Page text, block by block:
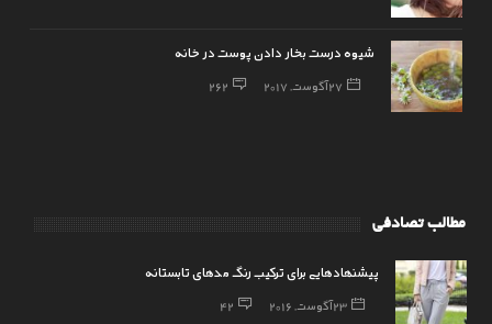
شیوه درست بخار دادن پوست در خانه
27 آگوست, 2017 262
مطالب تصادفی
پیشنهادهایی برای ترکیب رنگ مدهای تابستانه
23 آگوست, 2016 42